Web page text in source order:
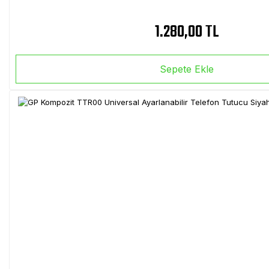
1.280,00 TL
Sepete Ekle